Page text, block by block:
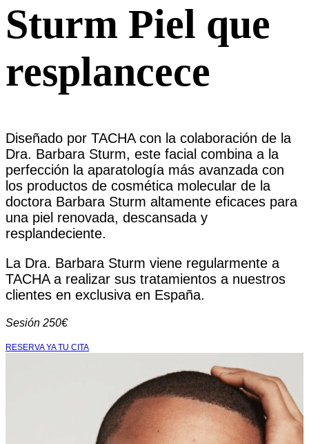
Sturm Piel que
resplancece
Diseñado por TACHA con la colaboración de la
Dra. Barbara Sturm, este facial combina a la
perfección la aparatología más avanzada con
los productos de cosmética molecular de la
doctora Barbara Sturm altamente eficaces para
una piel renovada, descansada y
resplandeciente.
La Dra. Barbara Sturm viene regularmente a
TACHA a realizar sus tratamientos a nuestros
clientes en exclusiva en España.
Sesión 250€
RESERVA YA TU CITA